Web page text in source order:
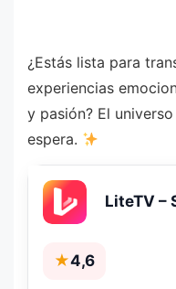
¿Estás lista para
experiencias
y pasión? El
espera.
LiteTV –
★4,6